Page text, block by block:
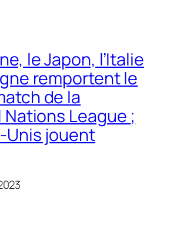
le Japon, l’Italie
remportent le
de la
League ;
Unis jouent